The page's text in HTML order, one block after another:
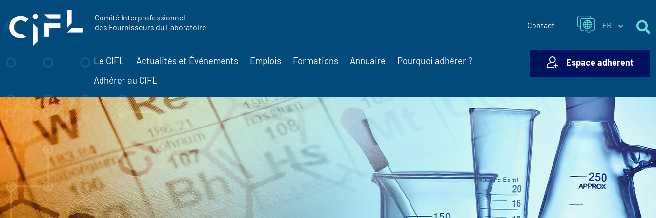
Comité Interprofessionnel
des Fournisseurs du Laboratoire
Contact
Le CIFL Actualités et Événements Emplois Formations Annuaire Pourquoi adhérer ?
Adhérer au CIFL
Espace adhérent